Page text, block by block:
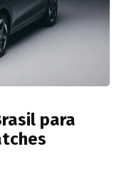
para